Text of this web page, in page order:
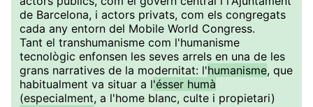
de Barcelona, i actors privats, com els congregats
cada any entorn del Mobile World Congress.
Tant el transhumanisme com l'humanisme
tecnològic enfonsen les seves arrels en una de les
grans narratives de la modernitat: l'humanisme, que
habitualment va situar a l'ésser humà
(especialment, a l'home blanc, culte i propietari)